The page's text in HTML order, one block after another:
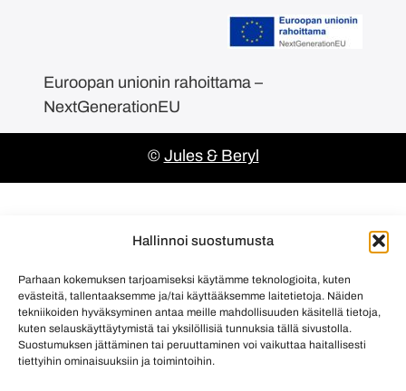
Hallinnoi suostumusta
Parhaan kokemuksen tarjoamiseksi käytämme teknologioita, kuten
evästeitä, tallentaaksemme ja/tai käyttääksemme laitetietoja. Näiden
tekniikoiden hyväksyminen antaa meille mahdollisuuden käsitellä tietoja,
kuten selauskäyttäytymistä tai yksilöllisiä tunnuksia tällä sivustolla.
Suostumuksen jättäminen tai peruuttaminen voi vaikuttaa haitallisesti
tiettyihin ominaisuuksiin ja toimintoihin.
Euroopan unionin rahoittama –
NextGenerationEU
© Jules & Beryl